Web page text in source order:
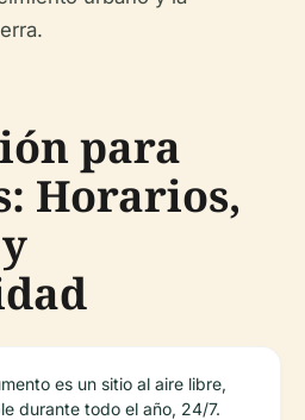
para
Horarios,
es un sitio al aire libre,
durante todo el año, 24/7.